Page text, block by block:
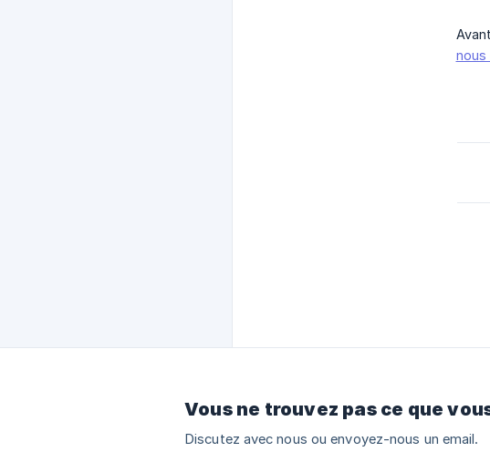
Vous ne trouvez pas ce que
Discutez avec nous ou envoyez-nous un email.